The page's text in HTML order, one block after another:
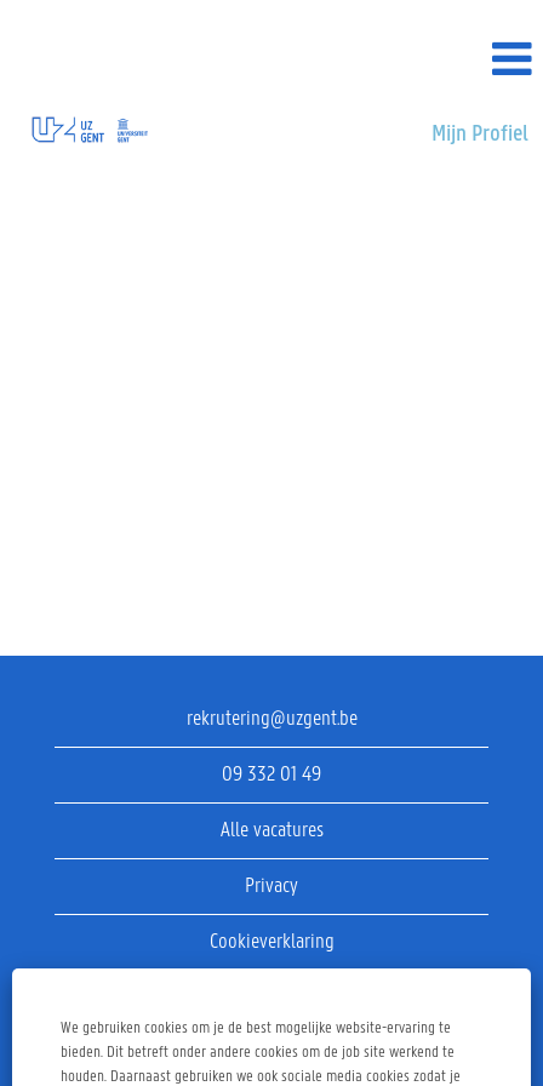
We gebruiken cookies om je de best mogelijke website-ervaring te
bieden. Dit betreft onder andere cookies om de job site werkend te
houden. Daarnaast gebruiken we ook sociale media cookies zodat je
Mijn Profiel
rekrutering@uzgent.be
09 332 01 49
Alle vacatures
Privacy
Cookieverklaring